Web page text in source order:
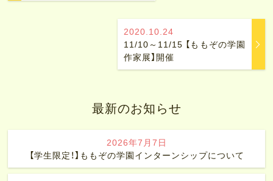
2020.10.24
11/10～11/15 【ももぞの学園
作家展】開催
最新のお知らせ
2026年7月7日
【学生限定！】ももぞの学園インターンシップについて